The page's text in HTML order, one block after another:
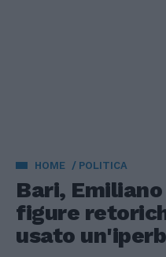
HOME POLITICA
Bari,
figure
usato